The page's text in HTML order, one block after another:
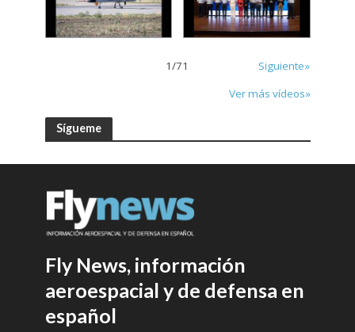
1/71
Siguiente»
Ver más vídeos»
Sígueme
Fly News, información
aeroespacial y de defensa en
español